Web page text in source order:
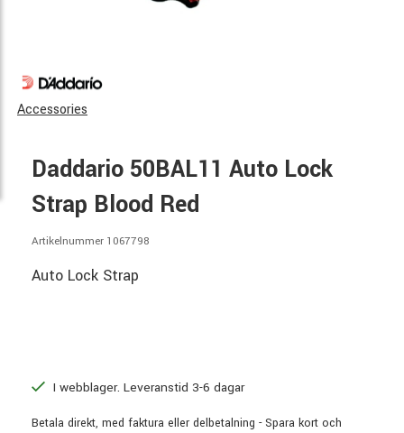
Accessories
Daddario 50BAL11 Auto Lock
Strap Blood Red
Artikelnummer 1067798
Auto Lock Strap
I webblager. Leveranstid 3-6 dagar
Betala direkt, med faktura eller delbetalning - Spara kort och